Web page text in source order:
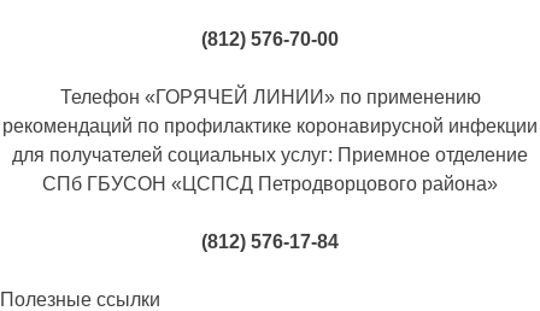
(812) 576-70-00
Телефон «ГОРЯЧЕЙ ЛИНИИ» по применению
рекомендаций по профилактике коронавирусной инфекции
для получателей социальных услуг: Приемное отделение
СПб ГБУСОН «ЦСПСД Петродворцового района»
(812) 576-17-84
Полезные ссылки